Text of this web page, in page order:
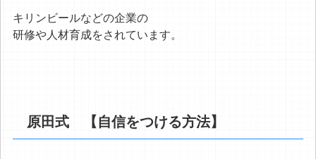
キリンビールなどの企業の
研修や人材育成をされています。
原田式 【自信をつける方法】